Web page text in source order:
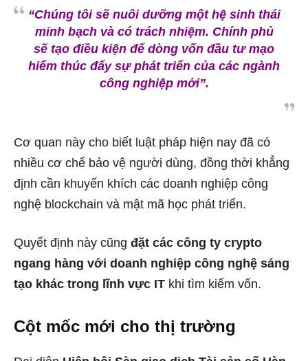
“Chúng tôi sẽ nuôi dưỡng một hệ sinh thái
minh bạch và có trách nhiệm. Chính phủ
sẽ tạo điều kiện để dòng vốn đầu tư mạo
hiểm thúc đẩy sự phát triển của các ngành
công nghiệp mới”.
Cơ quan này cho biết luật pháp hiện nay đã có
nhiều cơ chế bảo vệ người dùng, đồng thời khẳng
định cần khuyến khích các doanh nghiệp công
nghệ blockchain và mật mã học phát triển.
Quyết định này cũng đặt các công ty crypto
ngang hàng với doanh nghiệp công nghệ sáng
tạo khác trong lĩnh vực IT khi tìm kiếm vốn.
Cột mốc mới cho thị trường